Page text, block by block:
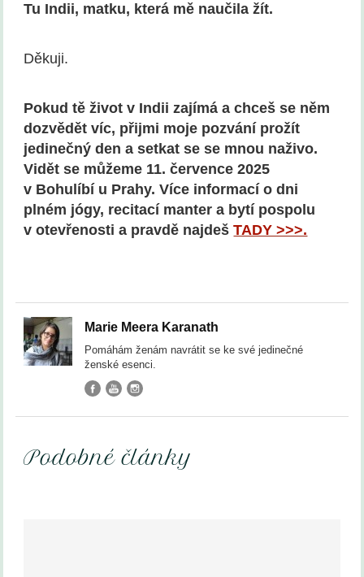
Tu Indii, matku, která mě naučila žít.
Děkuji.
Pokud tě život v Indii zajímá a chceš se něm
dozvědět víc, přijmi moje pozvání prožít
jedinečný den a setkat se se mnou naživo.
Vidět se můžeme 11. července 2025
v Bohulíbí u Prahy. Více informací o dni
plném jógy, recitací manter a bytí pospolu
v otevřenosti a pravdě najdešTADY >>>.
Marie Meera Karanath
Pomáhám ženám navrátit se ke své jedinečné
ženské esenci.
Podobné články